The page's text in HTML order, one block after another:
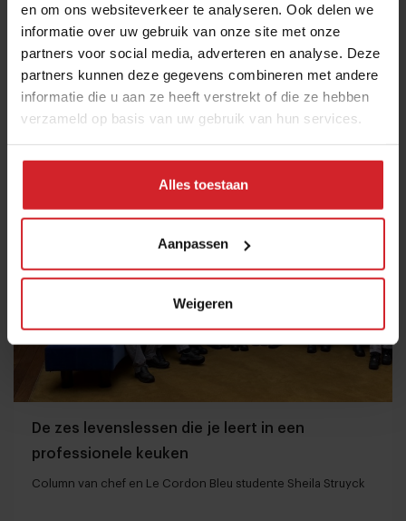
en om ons websiteverkeer te analyseren. Ook delen we
informatie over uw gebruik van onze site met onze
partners voor social media, adverteren en analyse. Deze
partners kunnen deze gegevens combineren met andere
informatie die u aan ze heeft verstrekt of die ze hebben
verzameld op basis van uw gebruik van hun services.
Alles toestaan
Aanpassen
Weigeren
Hoe watch je trend? Deel II
20 praktische tips voor de (beginnende) trendwatcher
15 augustus 2021| 4 min
De zes levenslessen die je leert in een
professionele keuken
Column van chef en Le Cordon Bleu studente Sheila Struyck